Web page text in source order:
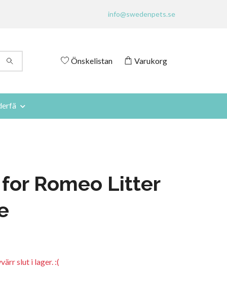
info@swedenpets.se
Önskelistan Varukorg
Romeo Litter
slut i lager. :(